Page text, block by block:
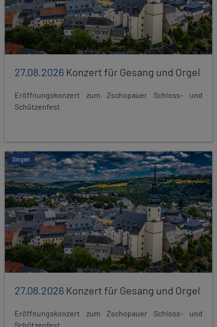
27.08.2026 Konzert für Gesang und Orgel
Eröffnungskonzert zum Zschopauer Schloss- und
Schützenfest
Singen
27.08.2026 Konzert für Gesang und Orgel
Eröffnungskonzert zum Zschopauer Schloss- und
Schützenfest